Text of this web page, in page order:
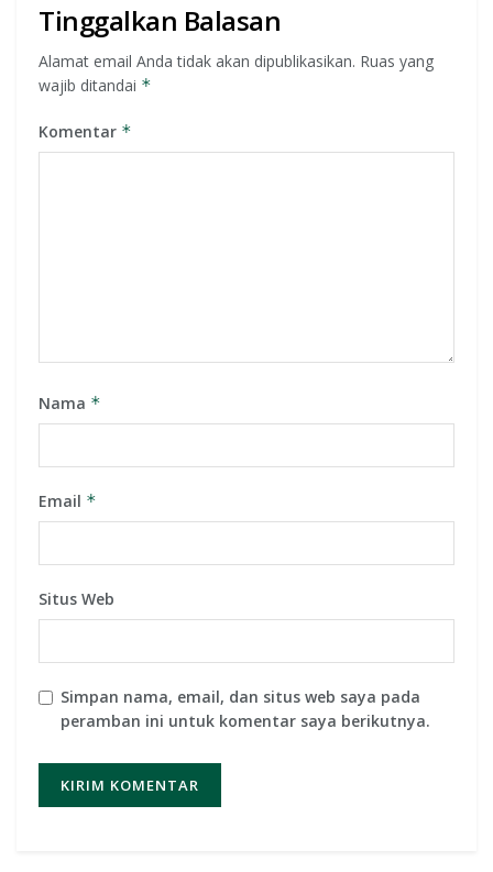
Tinggalkan Balasan
Alamat email Anda tidak akan dipublikasikan. Ruas yang
wajib ditandai *
Komentar *
Nama *
Email *
Situs Web
Simpan nama, email, dan situs web saya pada
peramban ini untuk komentar saya berikutnya.